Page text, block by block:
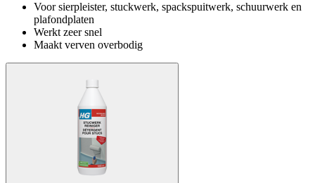
Voor sierpleister, stuckwerk, spackspuitwerk, schuurwerk en
plafondplaten
Werkt zeer snel
Maakt verven overbodig